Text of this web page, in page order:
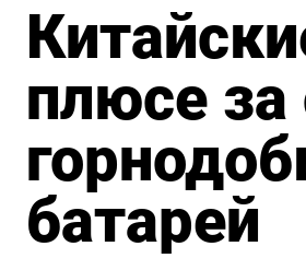
плюсе за
батарей